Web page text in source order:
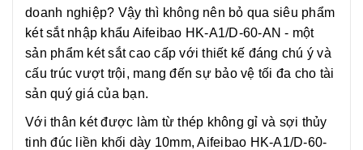
doanh nghiệp? Vậy thì không nên bỏ qua siêu phẩm
két sắt nhập khẩu Aifeibao HK-A1/D-60-AN - một
sản phẩm két sắt cao cấp với thiết kế đáng chú ý và
cấu trúc vượt trội, mang đến sự bảo vệ tối đa cho tài
sản quý giá của bạn.
Với thân két được làm từ thép không gỉ và sợi thủy
tinh đúc liền khối dày 10mm, Aifeibao HK-A1/D-60-